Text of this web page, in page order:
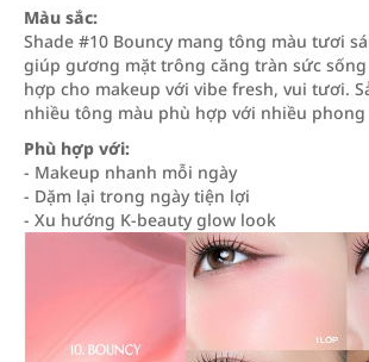
Màu sắc:
Shade #10 Bouncy mang tông màu tươi
giúp gương mặt trông căng tràn sức
hợp cho makeup với vibe fresh, vui tươi.
nhiều tông màu phù hợp với nhiều phong
Phù hợp với:
- Makeup nhanh mỗi ngày
- Dặm lại trong ngày tiện lợi
- Xu hướng K-beauty glow look